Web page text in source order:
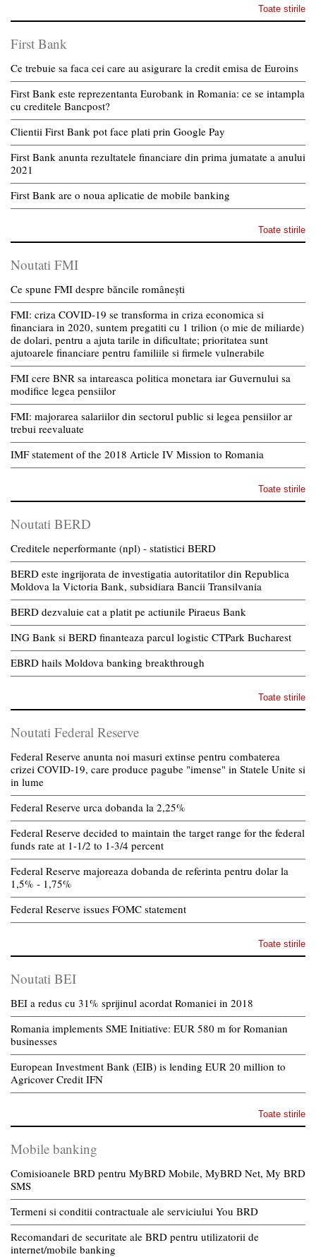
Toate stirile
First Bank
Ce trebuie sa faca cei care au asigurare la credit emisa de Euroins
First Bank este reprezentanta Eurobank in Romania: ce se intampla
cu creditele Bancpost?
Clientii First Bank pot face plati prin Google Pay
First Bank anunta rezultatele financiare din prima jumatate a anului
2021
First Bank are o noua aplicatie de mobile banking
Toate stirile
Noutati FMI
Ce spune FMI despre băncile românești
FMI: criza COVID-19 se transforma in criza economica si
financiara in 2020, suntem pregatiti cu 1 trilion (o mie de miliarde)
de dolari, pentru a ajuta tarile in dificultate; prioritatea sunt
ajutoarele financiare pentru familiile si firmele vulnerabile
FMI cere BNR sa intareasca politica monetara iar Guvernului sa
modifice legea pensiilor
FMI: majorarea salariilor din sectorul public si legea pensiilor ar
trebui reevaluate
IMF statement of the 2018 Article IV Mission to Romania
Toate stirile
Noutati BERD
Creditele neperformante (npl) - statistici BERD
BERD este ingrijorata de investigatia autoritatilor din Republica
Moldova la Victoria Bank, subsidiara Bancii Transilvania
BERD dezvaluie cat a platit pe actiunile Piraeus Bank
ING Bank si BERD finanteaza parcul logistic CTPark Bucharest
EBRD hails Moldova banking breakthrough
Toate stirile
Noutati Federal Reserve
Federal Reserve anunta noi masuri extinse pentru combaterea
crizei COVID-19, care produce pagube "imense" in Statele Unite si
in lume
Federal Reserve urca dobanda la 2,25%
Federal Reserve decided to maintain the target range for the federal
funds rate at 1-1/2 to 1-3/4 percent
Federal Reserve majoreaza dobanda de referinta pentru dolar la
1,5% - 1,75%
Federal Reserve issues FOMC statement
Toate stirile
Noutati BEI
BEI a redus cu 31% sprijinul acordat Romaniei in 2018
Romania implements SME Initiative: EUR 580 m for Romanian
businesses
European Investment Bank (EIB) is lending EUR 20 million to
Agricover Credit IFN
Toate stirile
Mobile banking
Comisioanele BRD pentru MyBRD Mobile, MyBRD Net, My BRD
SMS
Termeni si conditii contractuale ale serviciului You BRD
Recomandari de securitate ale BRD pentru utilizatorii de
internet/mobile banking